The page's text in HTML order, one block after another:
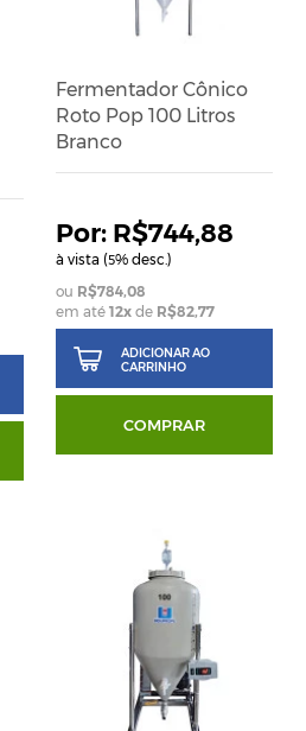
Fermentador Cônico
Roto Pop 100 Litros
Branco
R$744,88
à vista (5% desc.)
R$784,08
em até 12xde R$82,77
ADICIONAR AO
CARRINHO
COMPRAR